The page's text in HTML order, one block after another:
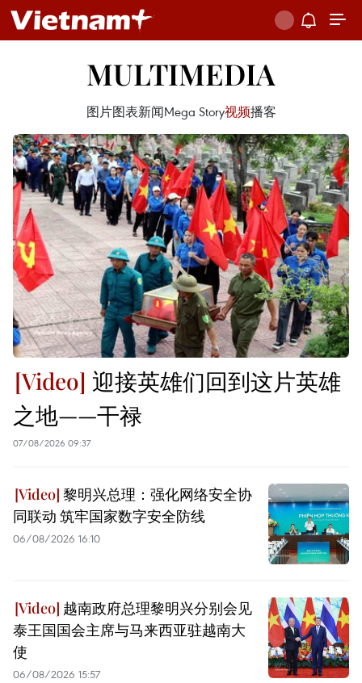
MULTIMEDIA
图片图表新闻Mega Story视频播客
迎接英雄们回到这片英雄
之地——干禄
07/08/2026 09:37
黎明兴总理：强化网络安全协
同联动 筑牢国家数字安全防线
06/08/2026 16:10
越南政府总理黎明兴分别会见
泰王国国会主席与马来西亚驻越南大
使
06/08/2026 15:57